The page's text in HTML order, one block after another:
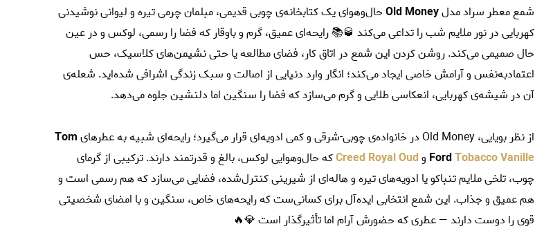
شمع معطر سراد مدلOld Moneyحال‌وهوای یک کتابخانه‌ی چوبی قدیمی، مبلمان چرمی تیره و لیوانی نوشیدنی
کهربایی در نور ملایم شب را تداعی می‌کند 🥃📚 رایحه‌ای عمیق، گرم و باوقار که فضا را رسمی، لوکس و در عین
حال صمیمی می‌کند. روشن کردن این شمع در اتاق کار، فضای مطالعه یا حتی نشیمن‌های کلاسیک، حس
اعتمادبه‌نفس و آرامش خاصی ایجاد می‌کند؛ انگار وارد دنیایی از اصالت و سبک زندگی اشرافی شده‌اید. شعله‌ی
آن در شیشه‌ی کهربایی، انعکاسی طلایی و گرم می‌سازد که فضا را سنگین اما دلنشین جلوه می‌دهد.
از نظر بویایی، Old Money در خانواده‌ی چوبی-شرقی و کمی ادویه‌ای قرار می‌گیرد؛ رایحه‌ای شبیه به عطرهای
Tom
FordTobacco Vanille وCreed Royal Oudکه حال‌وهوایی لوکس، بالغ و قدرتمند دارند. ترکیبی از گرمای
چوب، تلخی ملایم تنباکو یا ادویه‌های تیره و هاله‌ای از شیرینی کنترل‌شده، فضایی می‌سازد که هم رسمی است و
هم عمیق و جذاب. این شمع انتخابی ایده‌آل برای کسانی‌ست که رایحه‌های خاص، سنگین و با امضای شخصیتی
قوی را دوست دارند — عطری که حضورش آرام اما تأثیرگذار است 💎🔥